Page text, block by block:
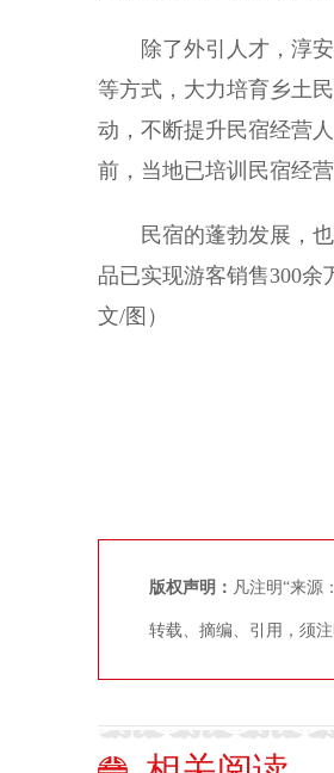
除了外引人才，淳安
等方式，大力培育乡土
动，不断提升民宿经营
前，当地已培训民宿经
民宿的蓬勃发展，也
品已实现游客销售300
文/图）
版权声明： 凡注明“来源
转载、摘编、引用，须